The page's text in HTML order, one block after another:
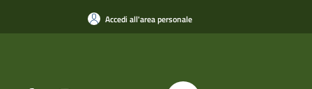
Accedi all'area personale